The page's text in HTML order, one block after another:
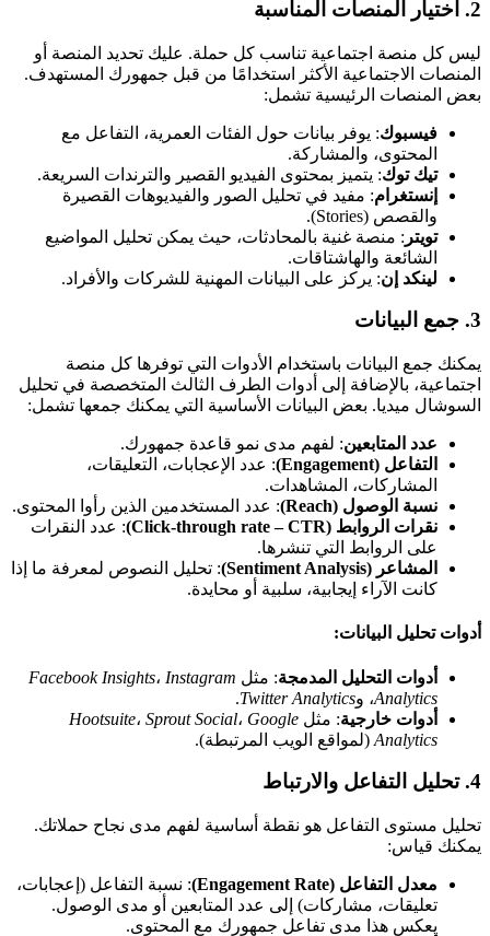
2. اختيار المنصات المناسبة
ليس كل منصة اجتماعية تناسب كل حملة. عليك تحديد المنصة أو
المنصات الاجتماعية الأكثر استخدامًا من قبل جمهورك المستهدف.
بعض المنصات الرئيسية تشمل:
فيسبوك: يوفر بيانات حول الفئات العمرية، التفاعل مع
المحتوى، والمشاركة.
تيك توك: يتميز بمحتوى الفيديو القصير والترندات السريعة.
إنستغرام: مفيد في تحليل الصور والفيديوهات القصيرة
والقصص (Stories).
تويتر : منصة غنية بالمحادثات، حيث يمكن تحليل المواضيع
الشائعة والهاشتاقات.
لينكد إن: يركز على البيانات المهنية للشركات والأفراد.
3. جمع البيانات
يمكنك جمع البيانات باستخدام الأدوات التي توفرها كل منصة
اجتماعية، بالإضافة إلى أدوات الطرف الثالث المتخصصة في تحليل
السوشال ميديا. بعض البيانات الأساسية التي يمكنك جمعها تشمل:
عدد المتابعين: لفهم مدى نمو قاعدة جمهورك.
التفاعل (Engagement)
: عدد الإعجابات، التعليقات،
المشاركات، المشاهدات.
نسبة الوصول (Reach)
: عدد المستخدمين الذين رأوا المحتوى.
نقرات الروابط (Click-through rate – CTR)
: عدد النقرات
على الروابط التي تنشرها.
المشاعر (Sentiment Analysis)
: تحليل النصوص لمعرفة ما إذا
كانت الآراء إيجابية، سلبية أو محايدة.
أدوات تحليل البيانات:
أدوات التحليل المدمجة: مثل Facebook Insights، Instagram
Analytics، وTwitter Analytics
.
أدوات خارجية: مثل Hootsuite، Sprout Social، Google
Analytics (لمواقع الويب المرتبطة).
4. تحليل التفاعل والارتباط
تحليل مستوى التفاعل هو نقطة أساسية لفهم مدى نجاح حملاتك.
يمكنك قياس:
معدل التفاعل (Engagement Rate)
: نسبة التفاعل (إعجابات،
تعليقات، مشاركات) إلى عدد المتابعين أو مدى الوصول.
يعكس هذا مدى تفاعل جمهورك مع المحتوى.